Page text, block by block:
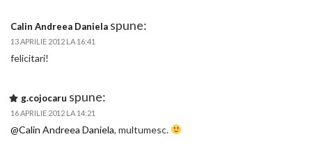
Calin Andreea Daniela spune:
13 APRILIE 2012 LA 16:41
felicitari!
g.cojocaru spune:
16 APRILIE 2012 LA 14:21
@Calin Andreea Daniela, multumesc.